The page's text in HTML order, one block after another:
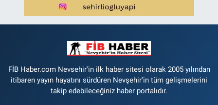
FİB Haber.com Nevsehir'in ilk haber sitesi olarak 2005 yılından
itibaren yayın hayatını sürdüren Nevşehir'in tüm gelişmelerini
takip edebileceğiniz haber portalıdır.